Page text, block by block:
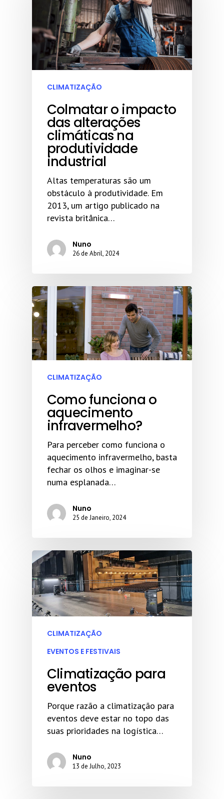
CLIMATIZAÇÃO
Colmatar o impacto
das alterações
climáticas na
produtividade
industrial
Altas temperaturas são um
obstáculo à produtividade. Em
2013, um artigo publicado na
revista britânica…
Nuno
26 de Abril, 2024
CLIMATIZAÇÃO
Como funciona o
aquecimento
infravermelho?
Para perceber como funciona o
aquecimento infravermelho, basta
fechar os olhos e imaginar-se
numa esplanada…
Nuno
25 de Janeiro, 2024
CLIMATIZAÇÃO
EVENTOS E FESTIVAIS
Climatização para
eventos
Porque razão a climatização para
eventos deve estar no topo das
suas prioridades na logística…
Nuno
13 de Julho, 2023